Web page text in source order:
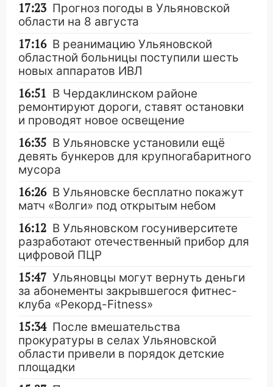
17:23 Прогноз погоды в Ульяновской
области на 8 августа
17:16 В реанимацию Ульяновской
областной больницы поступили шесть
новых аппаратов ИВЛ
16:51 В Чердаклинском районе
ремонтируют дороги, ставят остановки
и проводят новое освещение
16:35 В Ульяновске установили ещё
девять бункеров для крупногабаритного
мусора
16:26 В Ульяновске бесплатно покажут
матч «Волги» под открытым небом
16:12 В Ульяновском госуниверситете
разработают отечественный прибор для
цифровой ПЦР
15:47 Ульяновцы могут вернуть деньги
за абонементы закрывшегося фитнес-
клуба «Рекорд-Fitness»
15:34 После вмешательства
прокуратуры в селах Ульяновской
области привели в порядок детские
площадки